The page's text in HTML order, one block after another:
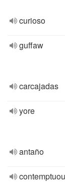
curioso
guffaw
carcajadas
yore
antaño